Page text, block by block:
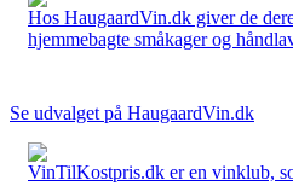
Hos HaugaardVin.dk giver de
hjemmebagte småkager og
Se udvalget på HaugaardVin.dk
VinTilKostpris.dk er en vinklub,